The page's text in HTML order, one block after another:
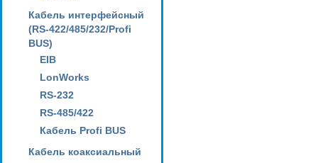
Кабель интерфейсный
(RS-422/485/232/Profi
BUS)
EIB
LonWorks
RS-232
RS-485/422
Кабель Profi BUS
Кабель коаксиальный